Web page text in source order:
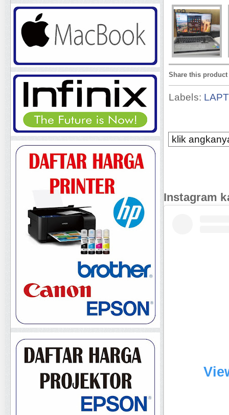
Share this product
Labels:
klik
Instagram